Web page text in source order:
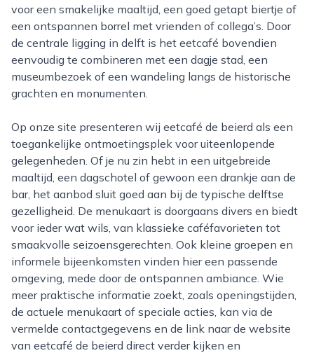
voor een smakelijke maaltijd, een goed getapt biertje of
een ontspannen borrel met vrienden of collega’s. Door
de centrale ligging in delft is het eetcafé bovendien
eenvoudig te combineren met een dagje stad, een
museumbezoek of een wandeling langs de historische
grachten en monumenten.
Op onze site presenteren wij eetcafé de beierd als een
toegankelijke ontmoetingsplek voor uiteenlopende
gelegenheden. Of je nu zin hebt in een uitgebreide
maaltijd, een dagschotel of gewoon een drankje aan de
bar, het aanbod sluit goed aan bij de typische delftse
gezelligheid. De menukaart is doorgaans divers en biedt
voor ieder wat wils, van klassieke caféfavorieten tot
smaakvolle seizoensgerechten. Ook kleine groepen en
informele bijeenkomsten vinden hier een passende
omgeving, mede door de ontspannen ambiance. Wie
meer praktische informatie zoekt, zoals openingstijden,
de actuele menukaart of speciale acties, kan via de
vermelde contactgegevens en de link naar de website
van eetcafé de beierd direct verder kijken en